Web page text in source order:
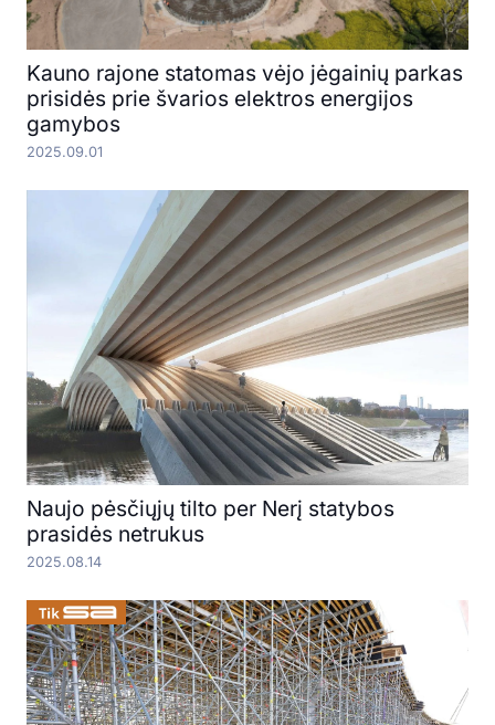
Kauno rajone statomas vėjo jėgainių parkas
prisidės prie švarios elektros energijos
gamybos
2025.09.01
Naujo pėsčiųjų tilto per Nerį statybos
prasidės netrukus
2025.08.14